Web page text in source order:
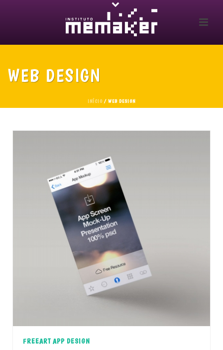
WEB DESIGN
INÍCIO / WEB DESIGN
FREEART APP DESIGN